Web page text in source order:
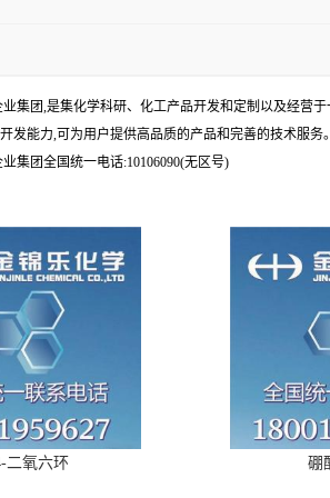
集团,是集化学科研、化工产品开发和定制以及经营
能力,可为用户提供高品质的产品和完善的技术服
集团全国统一电话:10106090(无区号)
二氧六环 硼